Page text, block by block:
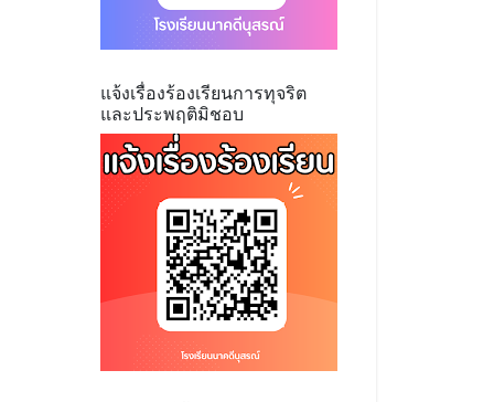
แจ้งเรื่องร้องเรียนการทุจริต
และประพฤติมิชอบ